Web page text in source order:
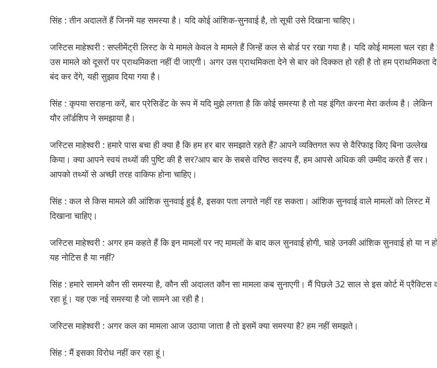
सिंह : तीन अदालतें हैं जिनमें यह समस्या है। यदि कोई आंशिक-सुनवाई है, तो सूची उसे दिखाना चाहिए।
जस्टिस माहेश्वरी : सप्लीमेंट्री लिस्ट के ये मामले केवल वे मामले हैं जिन्हें कल से बोर्ड पर रखा गया है। यदि कोई मामला चल रहा है
उस मामले को दूसरों पर प्राथमिकता नहीं दी जाएगी। अगर उस प्राथमिकता देने से बार को दिक्कत हो रही है तो हम प्राथमिकता
बंद कर देंगे, यही सुझाव दिया गया है।
सिंह : कृपया सराहना करें, बार प्रेसिडेंट के रूप में यदि मुझे लगता है कि कोई समस्या है तो यह इंगित करना मेरा कर्तव्य है। लेकिन
यौर लॉर्डशिप ने समझाया है।
जस्टिस माहेश्वरी : हमारे पास बचा ही क्या है कि हम हर बार समझाते रहते हैं? आपने व्यक्तिगत रूप से वैरिफाइ किए बिना उल्लेख
किया। क्या आपने स्वयं तथ्यों की पुष्टि की है सर?आप बार के सबसे वरिष्ठ सदस्य हैं, हम आपसे अधिक की उम्मीद करते हैं सर।
आपको तथ्यों से अच्छी तरह वाकिफ होना चाहिए।
सिंह : कल से किस मामले की आंशिक सुनवाई हुई है, इसका पता लगाते नहीं रह सकता। आंशिक सुनवाई वाले मामलों को लिस्ट में
दिखाना चाहिए।
जस्टिस माहेश्वरी : अगर हम कहते हैं कि इन मामलों पर नए मामलों के बाद कल सुनवाई होगी, चाहे उनकी आंशिक सुनवाई हो या न
यह नोटिस है या नहीं?
सिंह : हमारे सामने कौन सी समस्या है, कौन सी अदालत कौन सा मामला कब सुनाएगी। मैं पिछले 32 साल से इस कोर्ट में प्रैक्टिस
रहा हूं। यह एक नई समस्या है जो सामने आ रही है।
जस्टिस माहेश्वरी : अगर कल का मामला आज उठाया जाता है तो इसमें क्या समस्या है? हम नहीं समझते।
सिंह : मैं इसका विरोध नहीं कर रहा हूं।